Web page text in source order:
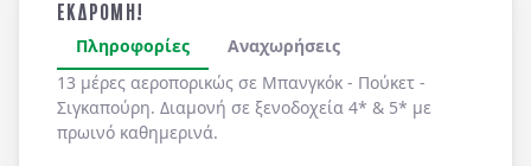
ΕΚΔΡΟΜΗ!
Πληροφορίες
Αναχωρήσεις
13 μέρες αεροπορικώς σε Μπανγκόκ - Πούκετ -
Σιγκαπούρη. Διαμονή σε ξενοδοχεία 4* & 5* με
πρωινό καθημερινά.